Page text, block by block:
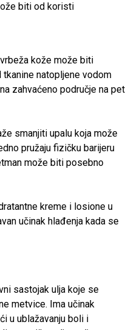
biti od koristi
kože može biti
natopljene vodom
zahvaćeno područje na pet
smanjiti upalu koja može
pružaju fizičku barijeru
može biti posebno
kreme i losione u
učinak hlađenja kada se
sastojak ulja koje se
metvice. Ima učinak
u ublažavanju boli i